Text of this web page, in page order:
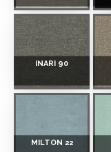
INARI 90
MILTON 22